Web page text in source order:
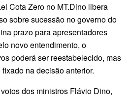
Cota Zero no MT.Dino libera
sobre sucessão no governo do
prazo para apresentadores
novo entendimento, o
poderá ser reestabelecido, mas
na decisão anterior.
dos ministros Flávio Dino,